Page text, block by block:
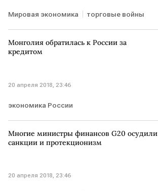
Мировая экономика торговые войны
Монголия обратилась к России за
кредитом
20 апреля 2018, 23:46
экономика России
Многие министры финансов G20 осудили
санкции и протекционизм
20 апреля 2018, 23:46